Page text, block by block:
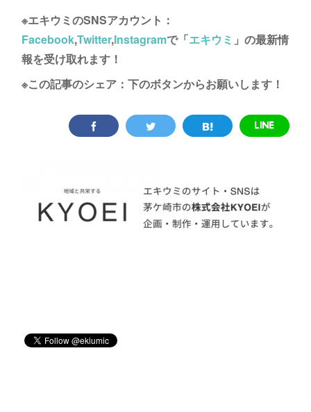
※エキウミのSNSアカウント：
Facebook,Twitter,Instagramで「エキウミ 」の最新情
報を受け取れます！
※この記事のシェア：下のボタンからお願いします！